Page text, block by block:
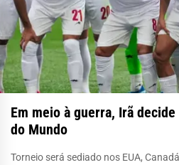
Em meio à guerra, Irã
do Mundo
Torneio será sediado nos EUA,